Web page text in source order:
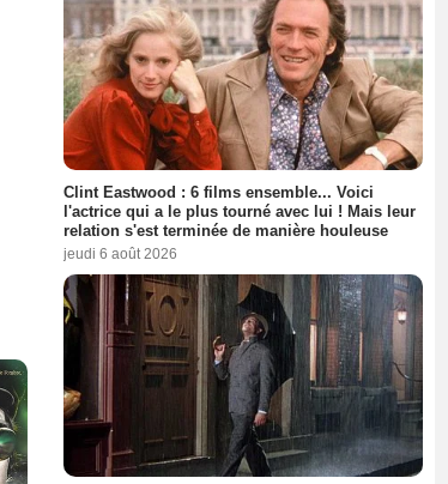
Clint Eastwood : 6 films ensemble... Voici
l'actrice qui a le plus tourné avec lui ! Mais leur
relation s'est terminée de manière houleuse
jeudi 6 août 2026